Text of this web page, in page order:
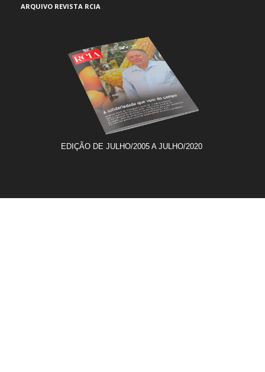
ARQUIVO REVISTA RCIA
EDIÇÃO DE JULHO/2005 A JULHO/2020